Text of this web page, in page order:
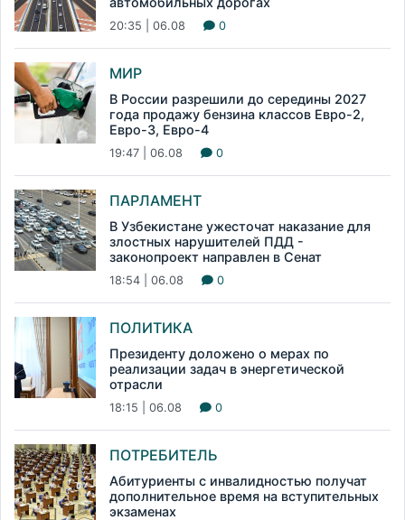
20:35 | 06.08 0
МИР
В России разрешили до середины 2027
года продажу бензина классов Евро-2,
Евро-3, Евро-4
19:47 | 06.08 0
ПАРЛАМЕНТ
В Узбекистане ужесточат наказание для
злостных нарушителей ПДД -
законопроект направлен в Сенат
18:54 | 06.08 0
ПОЛИТИКА
Президенту доложено о мерах по
реализации задач в энергетической
отрасли
18:15 | 06.08 0
ПОТРЕБИТЕЛЬ
Абитуриенты с инвалидностью получат
дополнительное время на вступительных
экзаменах